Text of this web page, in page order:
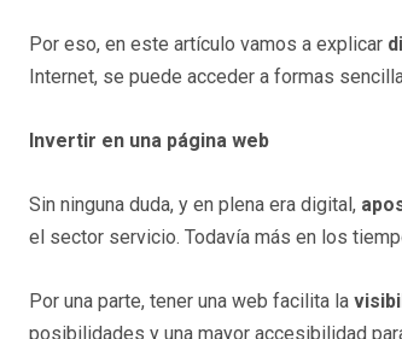
Por eso, en este artículo vamos a explicar
Internet, se puede acceder a formas
Invertir en una página web
Sin ninguna duda, y en plena era digital,
el sector servicio. Todavía más en los
Por una parte, tener una web facilita la
posibilidades y una mayor accesibilidad